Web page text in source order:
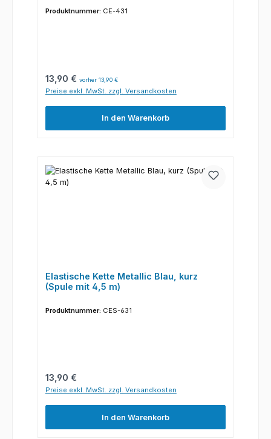
Produktnummer: CE-431
Regulärer Preis:
13,90 € vorher 13,90 €
Preise exkl. MwSt. zzgl. Versandkosten
In den Warenkorb
Elastische Kette Metallic Blau, kurz
(Spule mit 4,5 m)
Produktnummer: CES-631
Regulärer Preis:
13,90 €
Preise exkl. MwSt. zzgl. Versandkosten
In den Warenkorb